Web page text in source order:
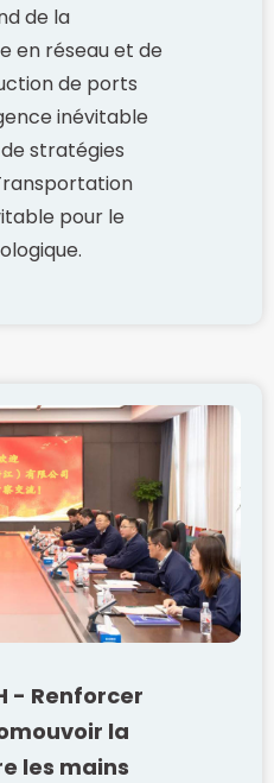
de la
en réseau et de
de ports
inévitable
stratégies
pour le
- Renforcer
la
les mains